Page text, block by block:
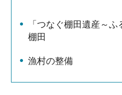
「つなぐ棚田遺産～
棚田
漁村の整備